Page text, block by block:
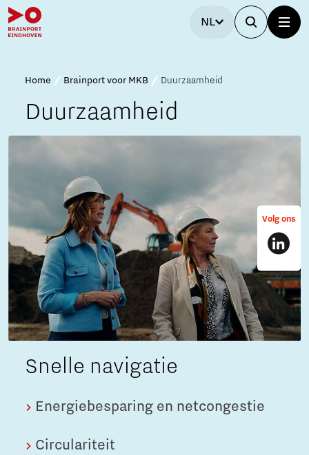
NL
Home Brainport voor MKB Duurzaamheid
Duurzaamheid
Volg ons
Snelle navigatie
Energiebesparing en netcongestie
Circulariteit